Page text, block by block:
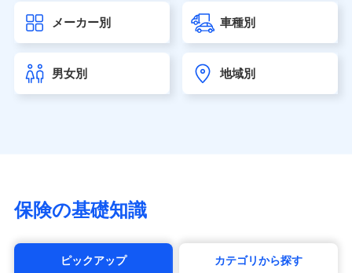
seimei.co.jp）
チューリッヒ生命保険株式会社
東京海上日動あんしん生命保険株式会社
（https://www.tmn-anshin.co.jp/）
マニュライフ生命保険株式会社
（https://www.manulife.co.jp/）
（https://www.msa-life.co.jp/）
メットライフ生命株式会社(https://www.metlife.co.jp/)
メーカー別 車種別
男女別 地域別
保険の基礎知識
ピックアップ カテゴリから探す